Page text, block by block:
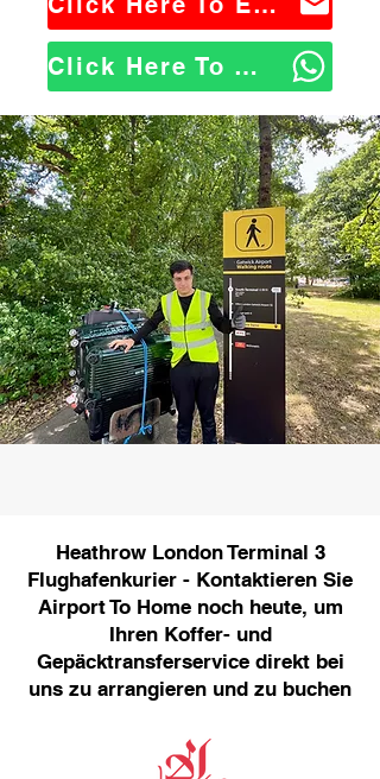
Click Here To WhatsApp Us
Heathrow London Terminal 3
Flughafenkurier - Kontaktieren Sie
Airport To Home noch heute, um
Ihren Koffer- und
Gepäcktransferservice direkt bei
uns zu arrangieren und zu buchen